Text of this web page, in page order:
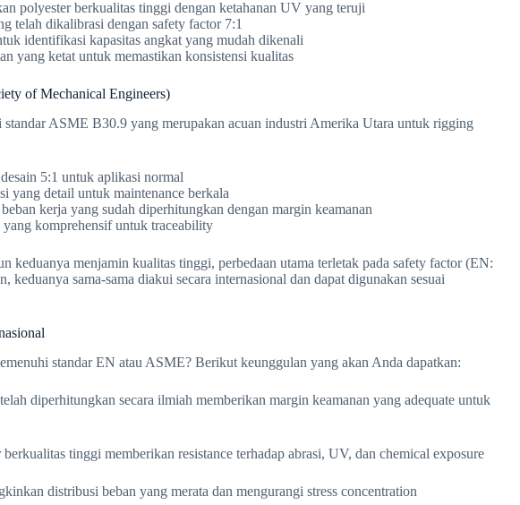
polyester berkualitas tinggi dengan ketahanan UV yang teruji
telah dikalibrasi dengan safety factor 7:1
identifikasi kapasitas angkat yang mudah dikenali
yang ketat untuk memastikan konsistensi kualitas
of Mechanical Engineers)
ASME B30.9 yang merupakan acuan industri Amerika Utara untuk rigging
5:1 untuk aplikasi normal
yang detail untuk maintenance berkala
kerja yang sudah diperhitungkan dengan margin keamanan
yang komprehensif untuk traceability
keduanya menjamin kualitas tinggi, perbedaan utama terletak pada safety factor (EN:
sama-sama diakui secara internasional dan dapat digunakan sesuai
standar EN atau ASME? Berikut keunggulan yang akan Anda dapatkan:
diperhitungkan secara ilmiah memberikan margin keamanan yang adequate untuk
tinggi memberikan resistance terhadap abrasi, UV, dan chemical exposure
distribusi beban yang merata dan mengurangi stress concentration